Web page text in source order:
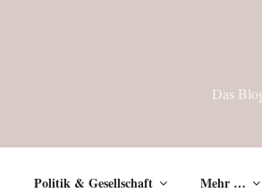
Das
Politik & Gesellschaft Mehr …